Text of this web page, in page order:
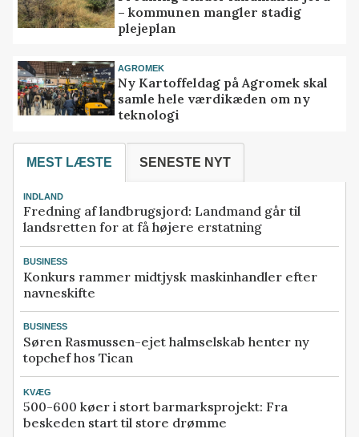
– kommunen mangler stadig
plejeplan
AGROMEK
Ny Kartoffeldag på Agromek skal
samle hele værdikæden om ny
teknologi
MEST LÆSTE SENESTE NYT
INDLAND
Fredning af landbrugsjord: Landmand går til
landsretten for at få højere erstatning
BUSINESS
Konkurs rammer midtjysk maskinhandler efter
navneskifte
BUSINESS
Søren Rasmussen-ejet halmselskab henter ny
topchef hos Tican
KVÆG
500-600 køer i stort barmarksprojekt: Fra
beskeden start til store drømme